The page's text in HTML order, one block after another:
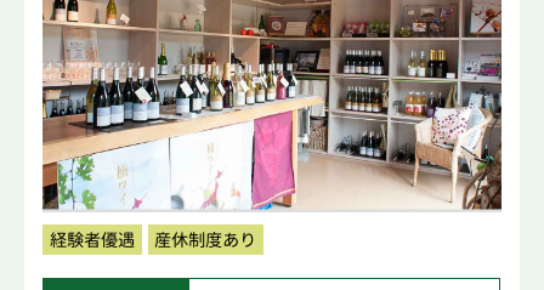
経験者優遇 産休制度あり